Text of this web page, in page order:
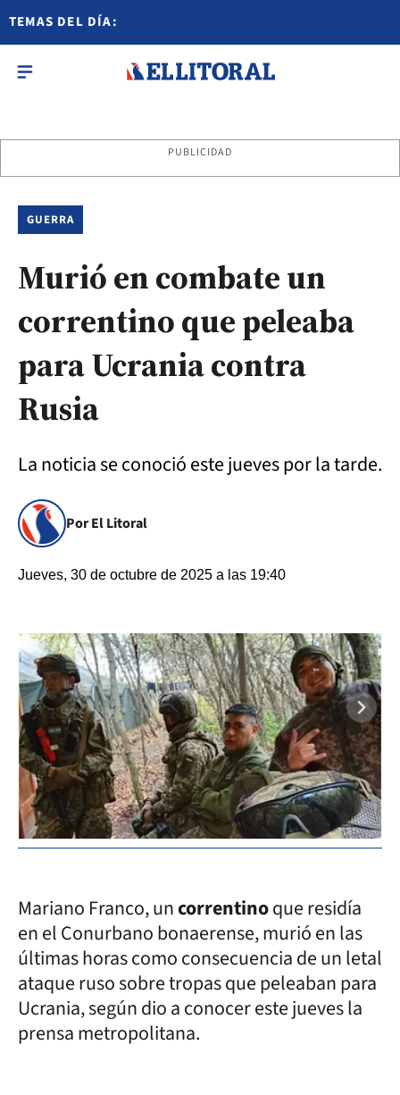
TEMAS DEL DÍA:
PUBLICIDAD
GUERRA
Murió en combate un
correntino que peleaba
para Ucrania contra
Rusia
La noticia se conoció este jueves por la tarde.
Por El Litoral
Jueves, 30 de octubre de 2025 a las 19:40
Mariano Franco, uncorrentinoque residía
en el Conurbano bonaerense, murió en las
últimas horas como consecuencia de un letal
ataque ruso sobre tropas que peleaban para
Ucrania, según dio a conocer este jueves la
prensa metropolitana.